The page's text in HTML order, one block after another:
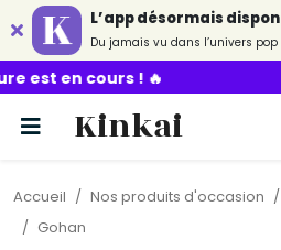
L’app désormais
Du jamais vu dans l’univers
Kinkai
Accueil Nos produits d'occasion
Gohan